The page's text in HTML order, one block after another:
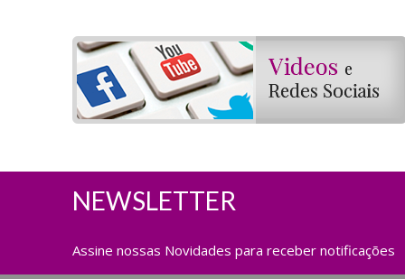
NEWSLETTER
Assine nossas Novidades para receber notificações